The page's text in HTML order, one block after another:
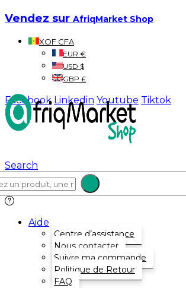
Vendez sur AfriqMarket Shop
XOF CFA
EUR €
USD $
GBP £
Facebook Linkedin Youtube Tiktok
Search
Aide
Centre d’assistance
Nous contacter
Suivre ma commande
Politique de Retour
FAQ